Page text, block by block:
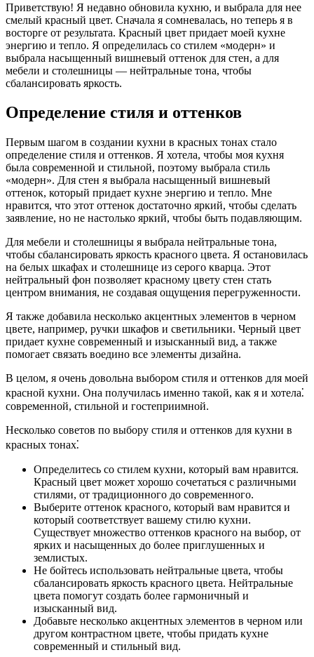
Приветствую! Я недавно обновила кухню, и выбрала для нее
смелый красный цвет. Сначала я сомневалась, но теперь я в
восторге от результата. Красный цвет придает моей кухне
энергию и тепло. Я определилась со стилем «модерн» и
выбрала насыщенный вишневый оттенок для стен, а для
мебели и столешницы ― нейтральные тона, чтобы
сбалансировать яркость.
Определение стиля и оттенков
Первым шагом в создании кухни в красных тонах стало
определение стиля и оттенков. Я хотела, чтобы моя кухня
была современной и стильной, поэтому выбрала стиль
«модерн». Для стен я выбрала насыщенный вишневый
оттенок, который придает кухне энергию и тепло. Мне
нравится, что этот оттенок достаточно яркий, чтобы сделать
заявление, но не настолько яркий, чтобы быть подавляющим.
Для мебели и столешницы я выбрала нейтральные тона,
чтобы сбалансировать яркость красного цвета. Я остановилась
на белых шкафах и столешнице из серого кварца. Этот
нейтральный фон позволяет красному цвету стен стать
центром внимания, не создавая ощущения перегруженности.
Я также добавила несколько акцентных элементов в черном
цвете, например, ручки шкафов и светильники. Черный цвет
придает кухне современный и изысканный вид, а также
помогает связать воедино все элементы дизайна.
В целом, я очень довольна выбором стиля и оттенков для моей
красной кухни. Она получилась именно такой, как я и хотела⁚
современной, стильной и гостеприимной.
Несколько советов по выбору стиля и оттенков для кухни в
красных тонах⁚
Определитесь со стилем кухни, который вам нравится.
Красный цвет может хорошо сочетаться с различными
стилями, от традиционного до современного.
Выберите оттенок красного, который вам нравится и
который соответствует вашему стилю кухни.
Существует множество оттенков красного на выбор, от
ярких и насыщенных до более приглушенных и
землистых.
Не бойтесь использовать нейтральные цвета, чтобы
сбалансировать яркость красного цвета. Нейтральные
цвета помогут создать более гармоничный и
изысканный вид.
Добавьте несколько акцентных элементов в черном или
другом контрастном цвете, чтобы придать кухне
современный и стильный вид.